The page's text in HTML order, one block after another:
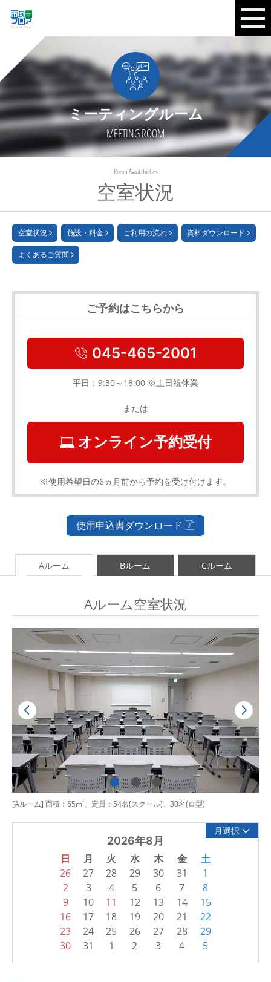
ミーティングルーム
MEETING ROOM
空室状況
Room Availabilities
空室状況 施設・料金 ご利用の流れ 資料ダウンロード
よくあるご質問
ご予約はこちらから
045-465-2001
平日：9:30～18:00 ※土日祝休業
または
オンライン予約受付
※使用希望日の6ヵ月前から予約を受け付けます。
使用申込書ダウンロード
Aルーム Bルーム Cルーム
Aルーム空室状況
[Aルーム] 面積：65m2、定員：54名(スクール)、30名(ロ型)
月選択
2026年8月
日 月 火 水 木 金 土
26 27 28 29 30 31
1
2
3 4 5 6 7
8
9
10 11 12 13 14
15
16
17 18 19 20 21
22
23
24 25 26 27 28
29
30
31 1 2 3 4 5